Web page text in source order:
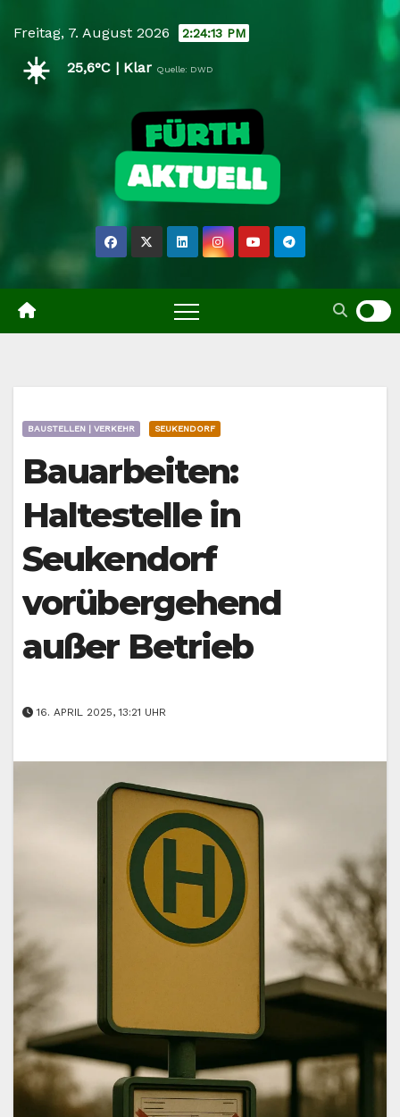
content
Freitag, 7. August 2026 2:24:14 PM
☀️ 25,6°C | Klar Quelle: DWD
BAUSTELLEN | VERKEHR SEUKENDORF
Bauarbeiten:
Haltestelle in
Seukendorf
vorübergehend
außer Betrieb
16. APRIL 2025, 13:21 UHR